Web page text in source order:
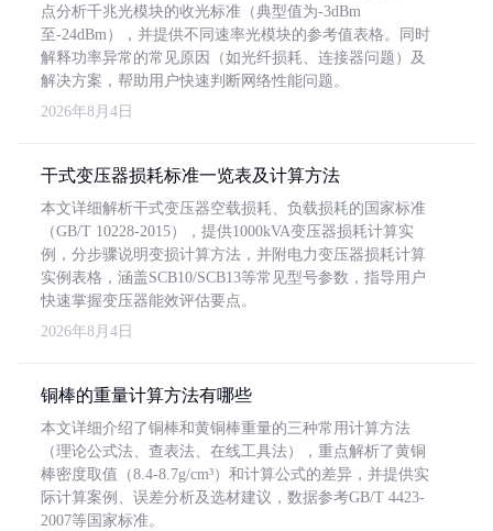
点分析千兆光模块的收光标准（典型值为-3dBm
至-24dBm），并提供不同速率光模块的参考值表格。同时
解释功率异常的常见原因（如光纤损耗、连接器问题）及
解决方案，帮助用户快速判断网络性能问题。
2026年8月4日
干式变压器损耗标准一览表及计算方法
本文详细解析干式变压器空载损耗、负载损耗的国家标准
（GB/T 10228-2015），提供1000kVA变压器损耗计算实
例，分步骤说明变损计算方法，并附电力变压器损耗计算
实例表格，涵盖SCB10/SCB13等常见型号参数，指导用户
快速掌握变压器能效评估要点。
2026年8月4日
铜棒的重量计算方法有哪些
本文详细介绍了铜棒和黄铜棒重量的三种常用计算方法
（理论公式法、查表法、在线工具法），重点解析了黄铜
棒密度取值（8.4-8.7g/cm³）和计算公式的差异，并提供实
际计算案例、误差分析及选材建议，数据参考GB/T 4423-
2007等国家标准。